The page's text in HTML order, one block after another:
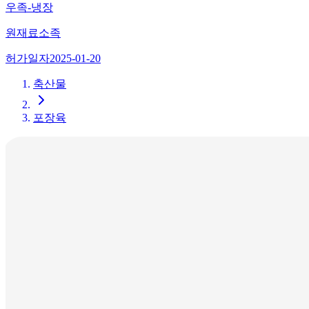
우족-냉장
원재료소족
허가일자2025-01-20
축산물
포장육